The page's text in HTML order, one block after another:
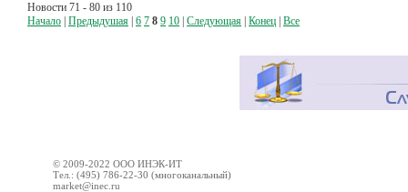
Новости 71 - 80 из 110
Начало Предыдушая 6 7 8 9 10 Следующая Конец Все
© 2009-2022 ООО ИНЭК-ИТ
Тел.: (495) 786-22-30 (многоканальный)
market@inec.ru